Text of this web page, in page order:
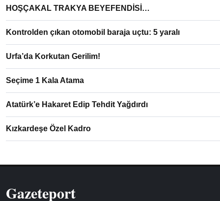
HOŞÇAKAL TRAKYA BEYEFENDİSİ…
Kontrolden çıkan otomobil baraja uçtu: 5 yaralı
Urfa’da Korkutan Gerilim!
Seçime 1 Kala Atama
Atatürk’e Hakaret Edip Tehdit Yağdırdı
Kızkardeşe Özel Kadro
Gazeteport